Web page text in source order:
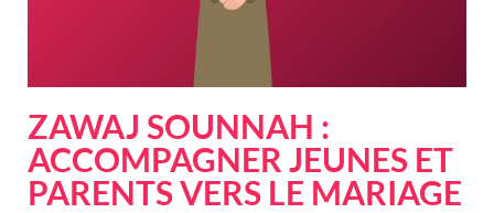
ZAWAJ SOUNNAH :
ACCOMPAGNER JEUNES ET
PARENTS VERS LE MARIAGE